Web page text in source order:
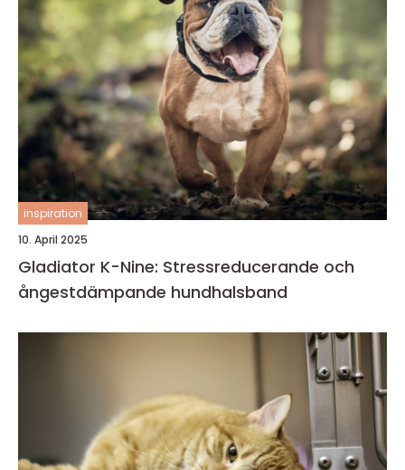
inspiration
10. April 2025
Gladiator K-Nine: Stressreducerande och
ångestdämpande hundhalsband